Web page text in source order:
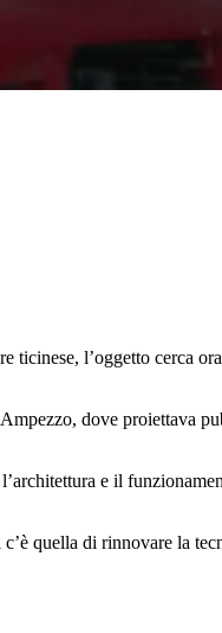
ticinese, l’oggetto cerca
dove proiettava
e il
quella di rinnovare la